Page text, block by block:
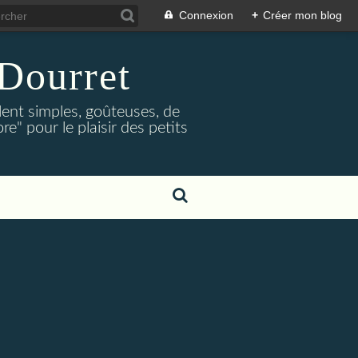
Connexion + Créer mon blog
simples, goûteuses, de
pour le plaisir des petits